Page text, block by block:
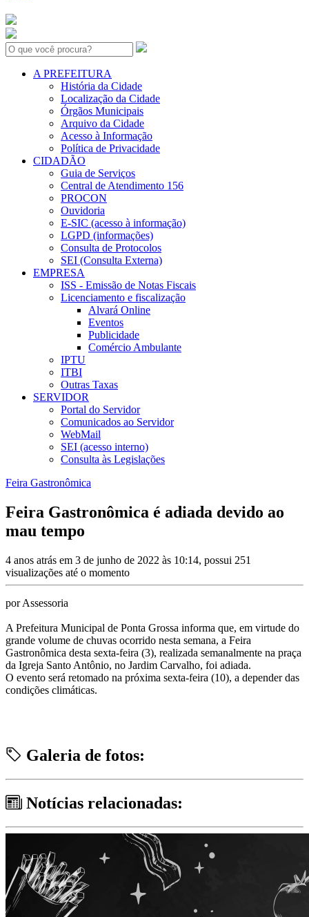
Search:
A PREFEITURA
História da Cidade
Localização da Cidade
Órgãos Municipais
Arquivo da Cidade
Acesso à Informação
Política de Privacidade
CIDADÃO
Guia de Serviços
Central de Atendimento 156
PROCON
Ouvidoria
E-SIC (acesso à informação)
LGPD (informações)
Consulta de Protocolos
SEI (Consulta Externa)
EMPRESA
ISS - Emissão de Notas Fiscais
Licenciamento e fiscalização
Alvará Online
Eventos
Publicidade
Comércio Ambulante
IPTU
ITBI
Outras Taxas
SERVIDOR
Portal do Servidor
Comunicados ao Servidor
WebMail
SEI (acesso interno)
Consulta às Legislações
Feira Gastronômica
Feira Gastronômica é adiada devido ao
mau tempo
4 anos atrás em 3 de junho de 2022 às 10:14, possui 251
visualizações até o momento
por Assessoria
A Prefeitura Municipal de Ponta Grossa informa que, em virtude do
grande volume de chuvas ocorrido nesta semana, a Feira
Gastronômica desta sexta-feira (3), realizada semanalmente na praça
da Igreja Santo Antônio, no Jardim Carvalho, foi adiada.
O evento será retomado na próxima sexta-feira (10), a depender das
condições climáticas.
Galeria de fotos:
Notícias relacionadas: